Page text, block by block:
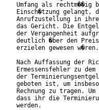
Umfang als
Einsch�tzung gelangt,
Anrufzustellung in ihre
das Gericht. Die
der Vergangenheit
deutlich �ber den
erzielen
Nach Auffassung der
Ermessensfehler zu
der
geboten ist, um
Rechnung zu tragen.
dass ihr die
werden.